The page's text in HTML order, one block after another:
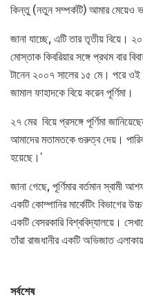
কিন্তু (নতুন সম্পর্কটি) আমার মেয়েও
জানা যাচ্ছে, এটি তার তৃতীয় বিয়ে।
মোস্তাক কিবরিয়ার সঙ্গে প্রথম বার
টানেন ২০০৭ সালের ১৫ মে। পরে ওই
জামাল ফাহাদকে বিয়ে করেন পূর্ণিমা।
২৭ মের বিয়ে প্রসঙ্গে পূর্ণিমা
আমাদের মতামতকে গুরুত্ব দেয়।
হয়েছে।’
জানা গেছে, পূর্ণিমার বর্তমান স্বামী
একটি কোম্পানির মার্কেটিং বিভাগের
একটি বেসরকারি বিশ্ববিদ্যালয়ে।
তাঁরা রাজধানীর একটি অভিজাত
সর্বশেষ